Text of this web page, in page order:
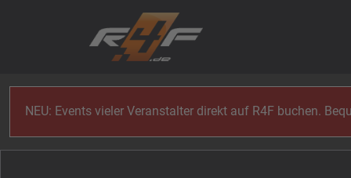
NEU: Events vieler Veranstalter direkt auf R4F buchen.